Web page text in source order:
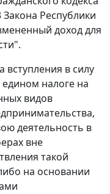
Республики
доход для
в силу
налоге на
видов
деятельность в
вне
такой
на основании